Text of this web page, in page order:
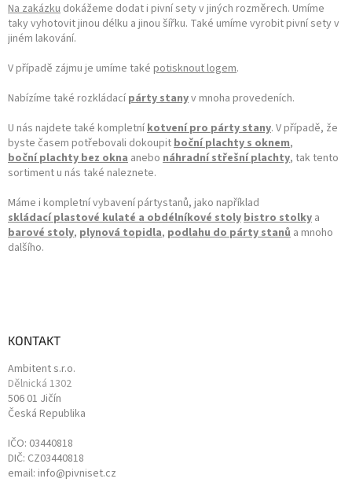
Na zakázku dokážeme dodat i pivní sety v jiných rozměrech. Umíme
taky vyhotovit jinou délku a jinou šířku. Také umíme vyrobit pivní sety v
jiném lakování.
V případě zájmu je umíme také potisknout logem.
Nabízíme také rozkládací párty stanyv mnoha provedeních.
U nás najdete také kompletníkotvení pro párty stany. V případě, že
byste časem potřebovali dokoupitboční plachty s oknem,
boční plachty bez okna anebo náhradní střešní plachty, tak tento
sortiment u nás také naleznete.
Máme i kompletní vybavení pártystanů, jako například
skládací plastové kulaté a obdélníkové stolybistro stolky a
barové stoly, plynová topidla, podlahu do párty stanů a mnoho
dalšího.
KONTAKT
Ambitent s.r.o.
Dělnická 1302
506 01 Jičín
Česká Republika
IČO: 03440818
DIČ: CZ03440818
email: info@pivniset.cz